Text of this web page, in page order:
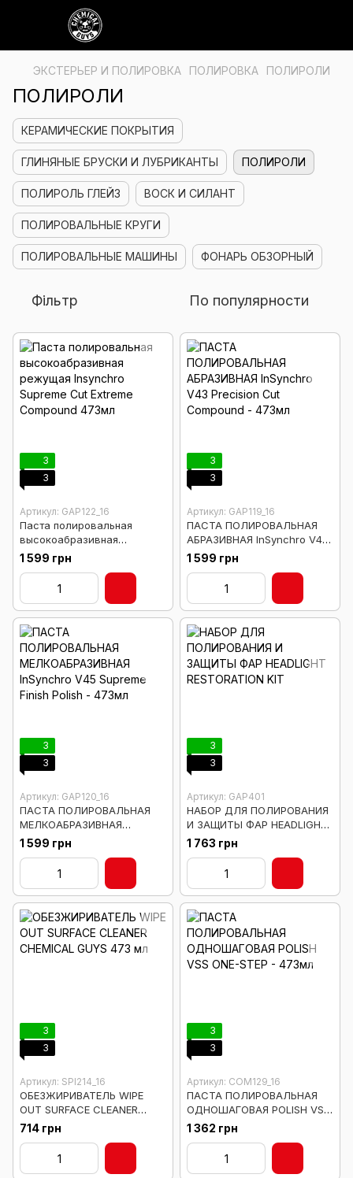
ЭКСТЕРЬЕР И ПОЛИРОВКА ПОЛИРОВКА ПОЛИРОЛИ
ПОЛИРОЛИ
КЕРАМИЧЕСКИЕ ПОКРЫТИЯ
ГЛИНЯНЫЕ БРУСКИ И ЛУБРИКАНТЫ ПОЛИРОЛИ
ПОЛИРОЛЬ ГЛЕЙЗ ВОСК И СИЛАНТ
ПОЛИРОВАЛЬНЫЕ КРУГИ
ПОЛИРОВАЛЬНЫЕ МАШИНЫ ФОНАРЬ ОБЗОРНЫЙ
Фільтр По популярности
3
3
Артикул: GAP122_16
Паста полировальная
высокоабразивная
режущая Insynchro Supreme
Cut Extreme Compound
1 599 грн
3
3
Артикул: GAP119_16
ПАСТА ПОЛИРОВАЛЬНАЯ
АБРАЗИВНАЯ InSynchro V43
Precision Cut Compound -
1 599 грн
3
3
Артикул: GAP120_16
ПАСТА ПОЛИРОВАЛЬНАЯ
МЕЛКОАБРАЗИВНАЯ
InSynchro V45 Supreme
Finish Polish - 473мл
1 599 грн
3
3
Артикул: GAP401
НАБОР ДЛЯ ПОЛИРОВАНИЯ
И ЗАЩИТЫ ФАР HEADLIGHT
RESTORATION KIT
1 763 грн
3
3
Артикул: SPI214_16
ОБЕЗЖИРИВАТЕЛЬ WIPE
OUT SURFACE CLEANER
CHEMICAL GUYS 473 мл
714 грн
3
3
Артикул: COM129_16
ПАСТА ПОЛИРОВАЛЬНАЯ
ОДНОШАГОВАЯ POLISH VSS
ONE-STEP - 473мл
1 362 грн